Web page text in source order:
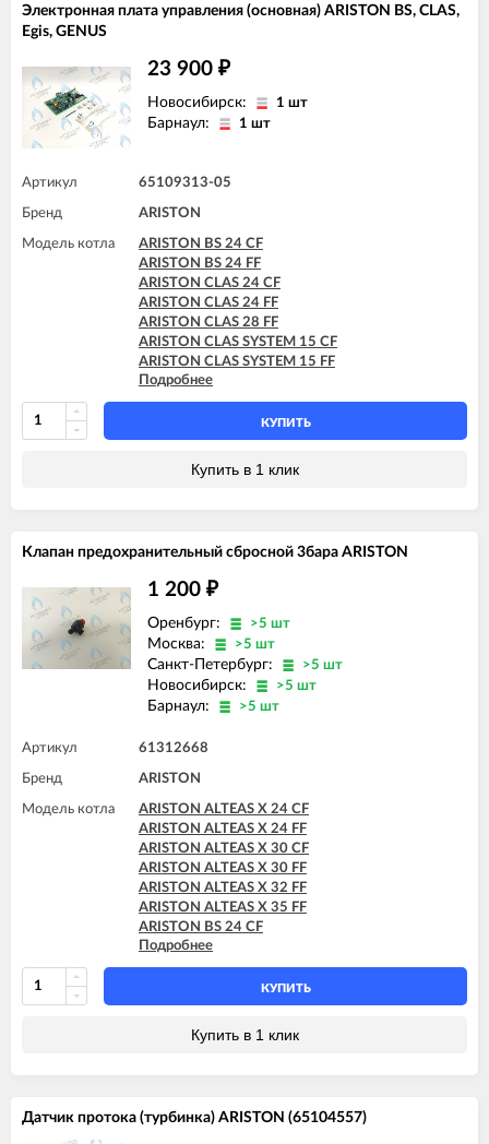
Электронная плата управления (основная) ARISTON BS, CLAS,
Egis, GENUS
23 900 ₽
Новосибирск: 1 шт
Барнаул: 1 шт
Артикул 65109313-05
Бренд ARISTON
Модель котла
ARISTON BS 24 CF
ARISTON BS 24 FF
ARISTON CLAS 24 CF
ARISTON CLAS 24 FF
ARISTON CLAS 28 FF
ARISTON CLAS SYSTEM 15 CF
ARISTON CLAS SYSTEM 15 FF
ARISTON CLAS SYSTEM 24 CF
ARISTON CLAS SYSTEM 24 FF
ARISTON CLAS SYSTEM 28 CF
ARISTON CLAS SYSTEM 28 FF
ARISTON GENUS 24 CF
ARISTON GENUS 32 FF
ARISTON GENUS 35 FF
ARISTON GENUS 36 FF
Подробнее
КУПИТЬ
Купить в 1 клик
Клапан предохранительный сбросной 3бара ARISTON
1 200 ₽
Оренбург: >5 шт
Москва: >5 шт
Санкт-Петербург: >5 шт
Новосибирск: >5 шт
Барнаул: >5 шт
Артикул 61312668
Бренд ARISTON
Модель котла
ARISTON ALTEAS X 24 CF
ARISTON ALTEAS X 24 FF
ARISTON ALTEAS X 30 CF
ARISTON ALTEAS X 30 FF
ARISTON ALTEAS X 32 FF
ARISTON ALTEAS X 35 FF
ARISTON BS 24 CF
ARISTON BS 24 FF
ARISTON BS II 15 FF
ARISTON BS II 24 CF
ARISTON BS II 24 CF-EU
ARISTON CARES X 15 CF
ARISTON CARES X 24 FF
Подробнее
КУПИТЬ
Купить в 1 клик
Датчик протока (турбинка) ARISTON (65104557)